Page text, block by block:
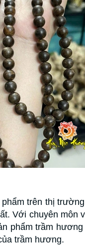
trên thị
Với chuyên môn
phẩm trầm
trầm hương.